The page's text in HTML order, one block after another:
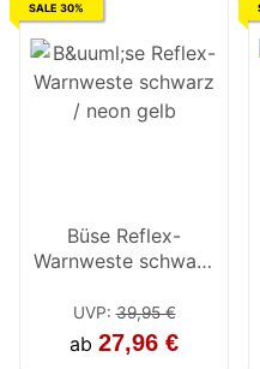
SALE 30%
Büse Reflex-
Warnweste schwarz
UVP:39,95 €
ab 27,96 €